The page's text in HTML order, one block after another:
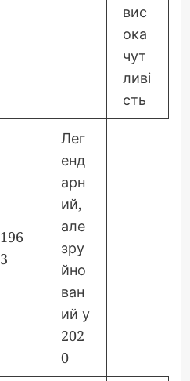
вис
ока
чут
ливі
сть
196
3
Лег
енд
арн
ий,
але
зру
йно
ван
ий у
202
0